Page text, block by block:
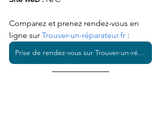
Comparez et prenez rendez-vous en
ligne sur Trouver-un-réparateur.fr :
Prise de rendez-vous sur Trouver-un-réparateur.fr